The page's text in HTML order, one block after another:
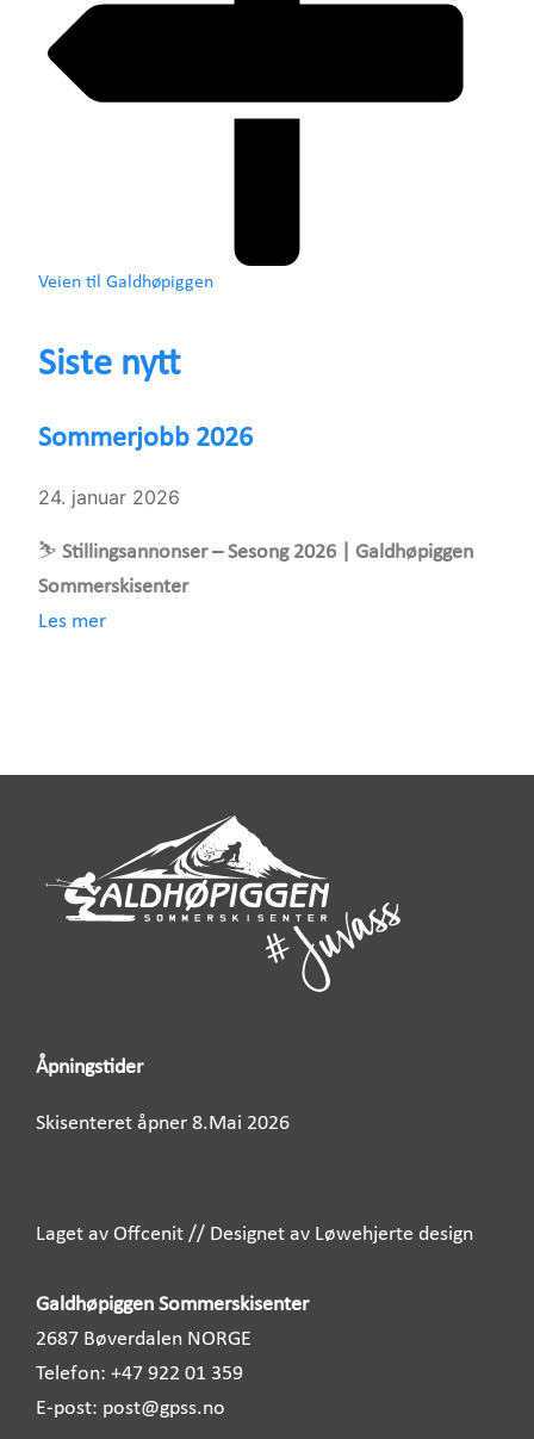
Veien til Galdhøpiggen
Siste nytt
Sommerjobb 2026
24. januar 2026
⛷️ Stillingsannonser – Sesong 2026 | Galdhøpiggen
Sommerskisenter
Les mer
Galdhøpiggen Sommerskisenter
2687 Bøverdalen NORGE
Telefon: +47 922 01 359
E-post: post@gpss.no
Åpningstider
Skisenteret åpner 8.Mai 2026
Laget av Offcenit // Designet av Løwehjerte design